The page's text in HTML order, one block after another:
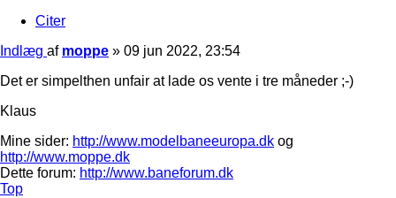
Citer
Indlæg af moppe » 09 jun 2022, 23:54
Det er simpelthen unfair at lade os vente i tre måneder ;-)
Klaus
Mine sider: http://www.modelbaneeuropa.dk og
http://www.moppe.dk
Dette forum: http://www.baneforum.dk
Top